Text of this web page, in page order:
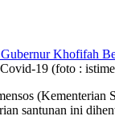
19 (foto :
(Kementerian
santunan ini